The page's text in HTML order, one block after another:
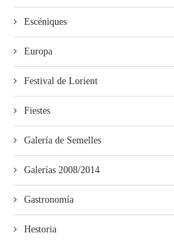
Escéniques
Europa
Festival de Lorient
Fiestes
Galería de Semelles
Galerías 2008/2014
Gastronomía
Hestoria